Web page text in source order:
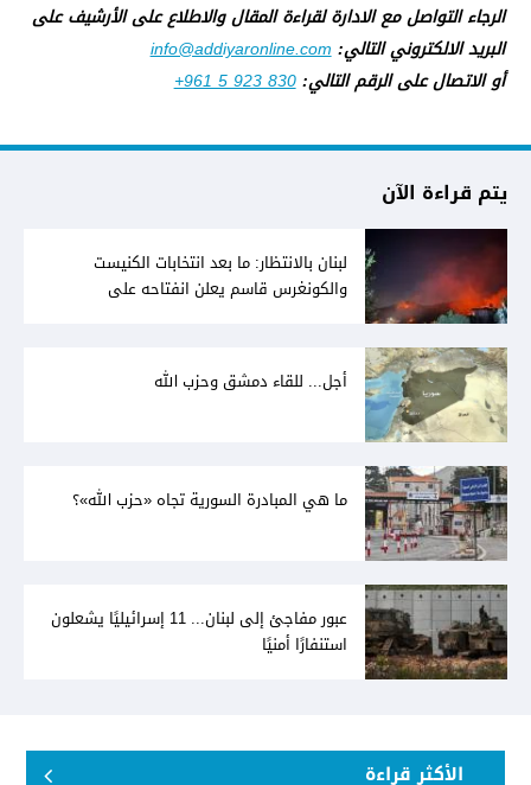
الرجاء التواصل مع الادارة لقراءة المقال والاطلاع على الأرشيف على
البريد الالكتروني التالي:info@addiyaronline.com
أو الاتصال على الرقم التالي:+961 5 923 830
يتم قراءة الآن
لبنان بالانتظار: ما بعد انتخابات الكنيست
والكونغرس قاسم يعلن انفتاحه على
أجل... للقاء دمشق وحزب الله
ما هي المبادرة السورية تجاه «حزب الله»؟
عبور مفاجئ إلى لبنان... 11 إسرائيليًا يشعلون
استنفارًا أمنيًا
الأكثر قراءة